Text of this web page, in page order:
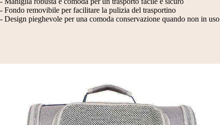
- Fondo removibile per facilitare la pulizia del trasportino
- Design pieghevole per una comoda conservazione quando non in uso